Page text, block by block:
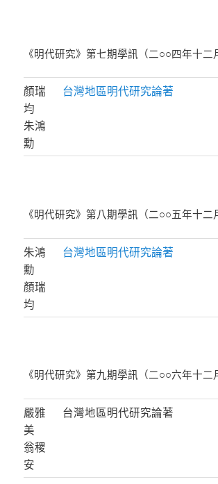
《明代研究》第七期學訊（二○○四年十二
顏瑞
均
朱鴻
勳
台灣地區明代研究論著
《明代研究》第八期學訊（二○○五年十二
朱鴻
勳
顏瑞
均
台灣地區明代研究論著
《明代研究》第九期學訊（二○○六年十二
嚴雅
美
翁稷
安
台灣地區明代研究論著